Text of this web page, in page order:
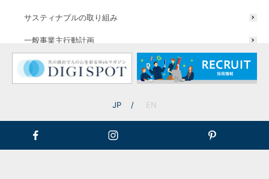
サスティナブルの取り組み
一般事業主行動計画
JP EN